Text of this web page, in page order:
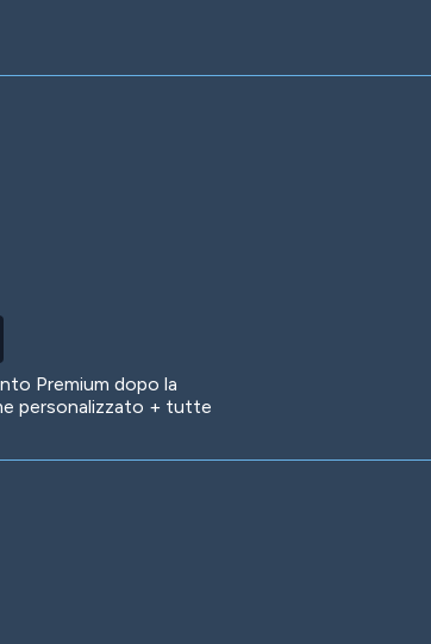
Premium dopo la
personalizzato + tutte